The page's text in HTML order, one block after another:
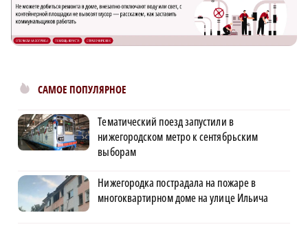
САМОЕ ПОПУЛЯРНОЕ
Тематический поезд запустили в
нижегородском метро к сентябрьским
выборам
Нижегородка пострадала на пожаре в
многоквартирном доме на улице Ильича